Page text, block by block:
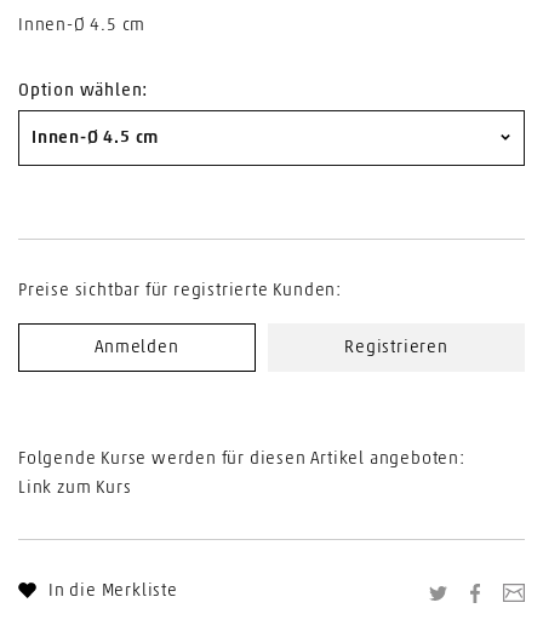
Innen-Ø 4.5 cm
Option wählen:
Innen-Ø 4.5 cm
Preise sichtbar für registrierte Kunden:
Anmelden Registrieren
Folgende Kurse werden für diesen Artikel angeboten:
Link zum Kurs
In die Merkliste Twitter